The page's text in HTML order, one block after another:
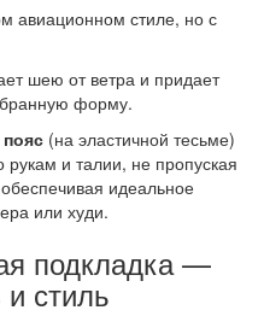
авиационном стиле, но с
шею от ветра и придает
форму.
(на эластичной тесьме)
рукам и талии, не пропуская
идеальное
или худи.
подкладка —
стиль